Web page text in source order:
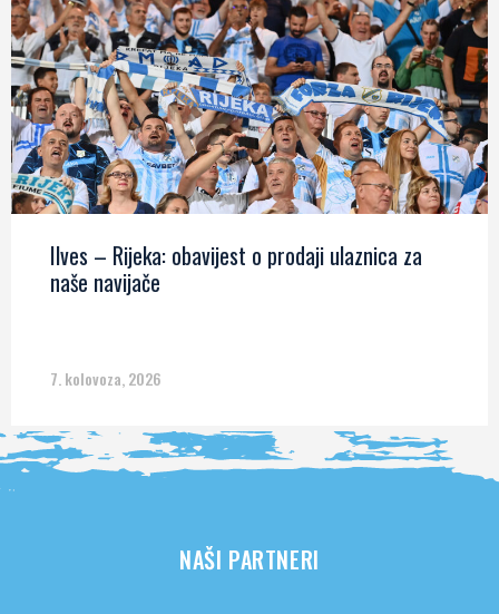
Ilves – Rijeka: obavijest o prodaji ulaznica za
naše navijače
7. kolovoza, 2026
NAŠI PARTNERI